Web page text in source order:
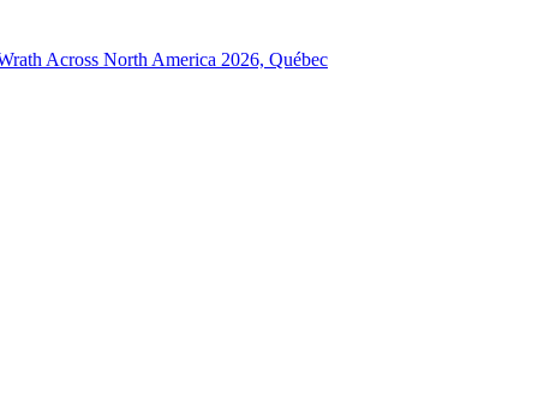
Across North America 2026, Québec